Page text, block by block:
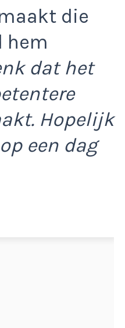
die
hem
dat het
Hopelijk
een dag